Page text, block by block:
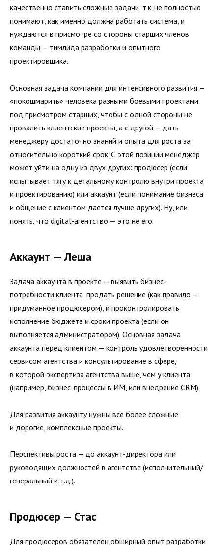
качественно ставить сложные задачи, т.к. не полностью
понимают, как именно должна работать система, и
нуждаются в присмотре со стороны старших членов
команды — тимлида разработки и опытного
проектировщика.
Основная задача компании для интенсивного развития —
«покошмарить» человека разными боевыми проектами
под присмотром старших, чтобы с одной стороны не
провалить клиентские проекты, а с другой — дать
менеджеру достаточно знаний и опыта для роста за
относительно короткий срок. С этой позиции менеджер
может уйти на одну из двух других: продюсер (если
испытывает тягу к детальному контролю внутри проекта
и проектированию) или аккаунт (если понимание бизнеса
и общение с клиентом дается лучше других). Ну, или
понять, что digital-агентство — это не его.
Аккаунт — Леша
Задача аккаунта в проекте — выявить бизнес-
потребности клиента, продать решение (как правило —
придуманное продюсером), и проконтролировать
исполнение бюджета и сроки проекта (если он
выполняется администратором). Основная задача
аккаунта перед клиентом — контроль удовлетворенности
сервисом агентства и консультирование в сфере,
в которой экспертиза агентства выше, чем у клиента
(например, бизнес-процессы в ИМ, или внедрение CRM).
Для развития аккаунту нужны все более сложные
и дорогие, комплексные проекты.
Перспективы роста — до аккаунт-директора или
руководящих должностей в агентстве (исполнительный/
генеральный и т.д.).
Продюсер — Стас
Для продюсеров обязателен обширный опыт разработки